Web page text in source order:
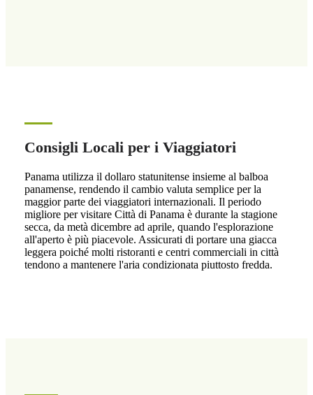
Consigli Locali per i Viaggiatori
Panama utilizza il dollaro statunitense insieme al balboa
panamense, rendendo il cambio valuta semplice per la
maggior parte dei viaggiatori internazionali. Il periodo
migliore per visitare Città di Panama è durante la stagione
secca, da metà dicembre ad aprile, quando l'esplorazione
all'aperto è più piacevole. Assicurati di portare una giacca
leggera poiché molti ristoranti e centri commerciali in città
tendono a mantenere l'aria condizionata piuttosto fredda.